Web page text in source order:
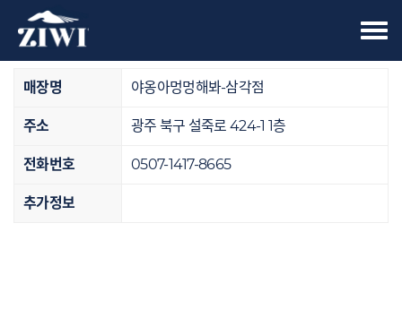
오프라인 매장
매장명 야옹아멍멍해봐-삼각점
주소 광주 북구 설죽로 424-1 1층
전화번호 0507-1417-8665
추가정보